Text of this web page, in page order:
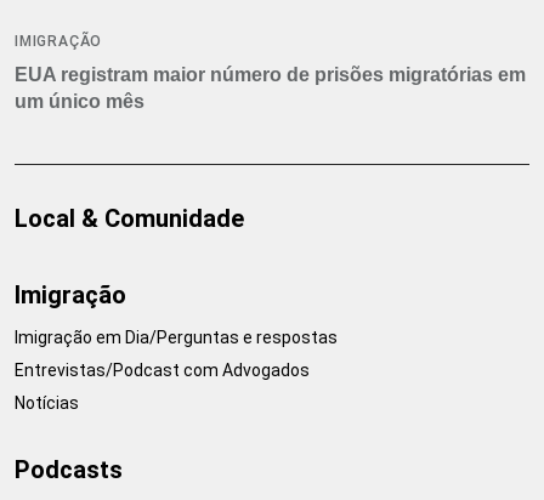
IMIGRAÇÃO
EUA registram maior número de prisões migratórias em
um único mês
Local & Comunidade
Imigração
Imigração em Dia/Perguntas e respostas
Entrevistas/Podcast com Advogados
Notícias
Podcasts